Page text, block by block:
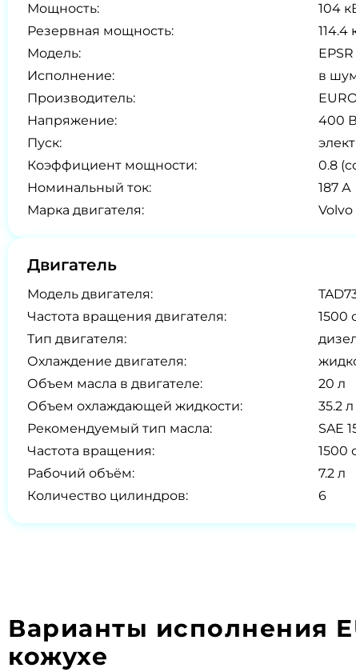
Мощность:
104
Резервная мощность:
114.4
Модель:
Исполнение:
в
Производитель:
Напряжение:
400 В
Пуск:
Коэффициент мощности:
0.8
Номинальный ток:
187 А
Марка двигателя:
Двигатель
Модель двигателя:
Частота вращения двигателя:
1500
Тип двигателя:
Охлаждение двигателя:
Объем масла в двигателе:
20 л
Объем охлаждающей жидкости:
35.2 л
Рекомендуемый тип масла:
SAE
Частота вращения:
1500
Рабочий объём:
7.2 л
Количество цилиндров:
6
Варианты исполнения
кожухе